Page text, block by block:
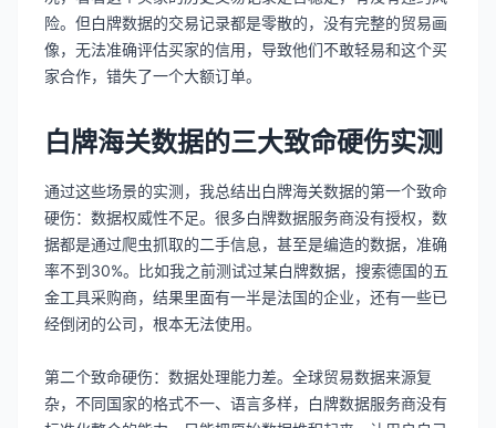
险。但白牌数据的交易记录都是零散的，没有完整的贸易画
像，无法准确评估买家的信用，导致他们不敢轻易和这个买
家合作，错失了一个大额订单。
白牌海关数据的三大致命硬伤实测
通过这些场景的实测，我总结出白牌海关数据的第一个致命
硬伤：数据权威性不足。很多白牌数据服务商没有授权，数
据都是通过爬虫抓取的二手信息，甚至是编造的数据，准确
率不到30%。比如我之前测试过某白牌数据，搜索德国的五
金工具采购商，结果里面有一半是法国的企业，还有一些已
经倒闭的公司，根本无法使用。
第二个致命硬伤：数据处理能力差。全球贸易数据来源复
杂，不同国家的格式不一、语言多样，白牌数据服务商没有